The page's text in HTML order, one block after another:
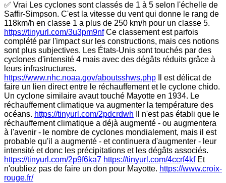
✅ Vrai Les cyclones sont classés de 1 à 5 selon l'échelle de
Saffir-Simpson. C'est la vitesse du vent qui donne le rang de
118km/h en classe 1 a plus de 250 km/h pour un classe 5.
https://tinyurl.com/3u3pm9nfCe classement est parfois
complété par l'impact sur les constructions, mais ces notions
sont plus subjectives. Les États-Unis sont touchés par des
cyclones d'intensité 4 mais avec des dégâts réduits grâce à
leurs infrastructures.
https://www.nhc.noaa.gov/aboutsshws.php Il est délicat de
faire un lien direct entre le réchauffement et le cyclone chido.
Un cyclone similaire avaut touché Mayotte en 1934. Le
réchauffement climatique va augmenter la température des
océans. https://tinyurl.com/2pdcrdwh Il n'est pas établi que le
réchauffement climatique a déjà augmenté - ou augmentera
à l'avenir - le nombre de cyclones mondialement, mais il est
probable qu'il a augmenté - et continuera d'augmenter - leur
intensité et donc les précipitations et les dégâts associés.
https://tinyurl.com/2p9f6ka7 https://tinyurl.com/4ccrf4kfEt
n'oubliez pas de faire un don pour Mayotte. https://www.croix-
rouge.fr/